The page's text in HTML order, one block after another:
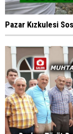
Pazar Kızkulesi